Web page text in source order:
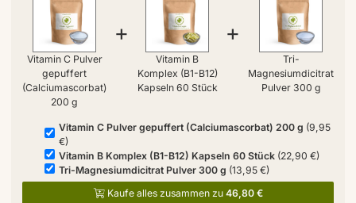
Vitamin C Pulver
gepuffert
(Calciumascorbat)
200 g
+
Vitamin B
Komplex (B1-B12)
Kapseln 60 Stück
+
Tri-
Magnesiumdicitrat
Pulver 300 g
Vitamin C Pulver gepuffert (Calciumascorbat) 200 g (9,95
€)
Vitamin B Komplex (B1-B12) Kapseln 60 Stück(22,90 €)
Tri-Magnesiumdicitrat Pulver 300 g (13,95 €)
Kaufe alles zusammen zu 46,80 €